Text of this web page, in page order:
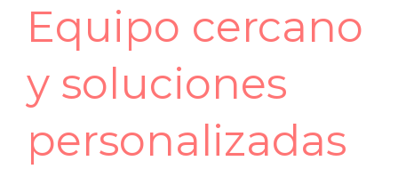
Equipo cercano
y soluciones
personalizadas